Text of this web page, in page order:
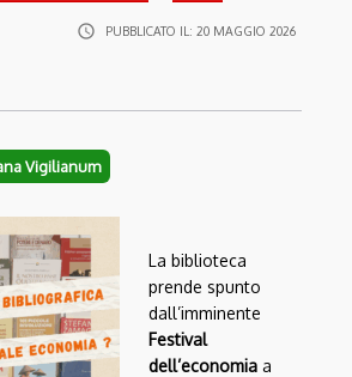
access_time PUBBLICATO IL: 20 MAGGIO 2026
Vigilianum
La biblioteca
prende spunto
dall’imminente
Festival
dell’economia a